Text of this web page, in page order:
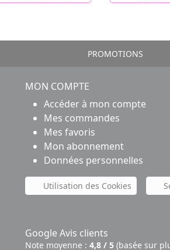
PROMOTIONS
MON COMPTE
Accéder à mon compte
Mes commandes
Mes favoris
Mon abonnement
Données personnelles
Utilisation des Cookies
Google Avis clients
Note moyenne : 4,8 / 5 (basée sur